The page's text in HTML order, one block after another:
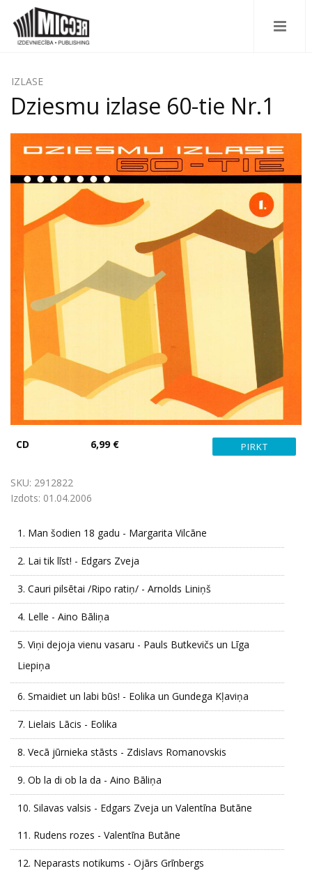
IZLASE
Dziesmu izlase 60-tie Nr.1
CD 6,99 €
SKU: 2912822
Izdots: 01.04.2006
1. Man šodien 18 gadu - Margarita Vilcāne
2. Lai tik līst! - Edgars Zveja
3. Cauri pilsētai /Ripo ratiņ/ - Arnolds Liniņš
4. Lelle - Aino Bāliņa
5. Viņi dejoja vienu vasaru - Pauls Butkevičs un Līga
Liepiņa
6. Smaidiet un labi būs! - Eolika un Gundega Kļaviņa
7. Lielais Lācis - Eolika
8. Vecā jūrnieka stāsts - Zdislavs Romanovskis
9. Ob la di ob la da - Aino Bāliņa
10. Silavas valsis - Edgars Zveja un Valentīna Butāne
11. Rudens rozes - Valentīna Butāne
12. Neparasts notikums - Ojārs Grīnbergs